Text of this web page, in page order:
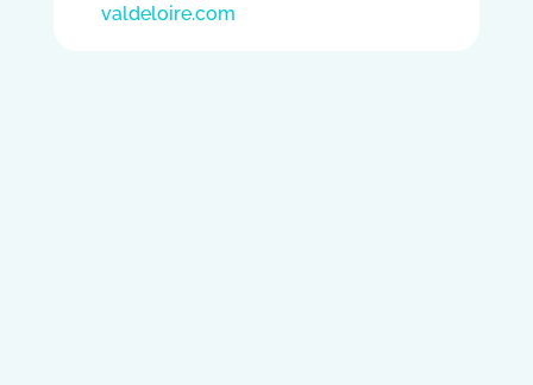
valdeloire.com